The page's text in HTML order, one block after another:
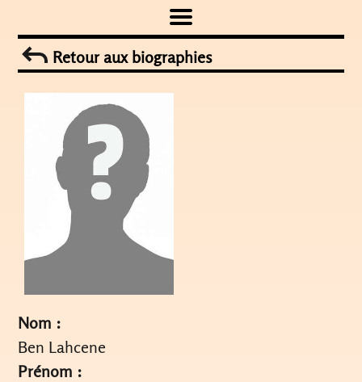
to
contentRetour aux biographies
Nom :
Ben Lahcene
Prénom :